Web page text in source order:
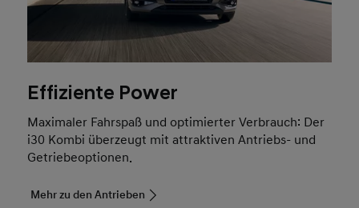
Effiziente Power
Maximaler Fahrspaß und optimierter Verbrauch: Der
i30 Kombi überzeugt mit attraktiven Antriebs- und
Getriebeoptionen.
Mehr zu den Antrieben